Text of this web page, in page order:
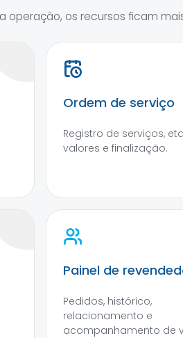
operação, os recursos ficam
Ordem de serviço
Registro de serviços,
valores e finalização.
Painel de
Pedidos, histórico,
relacionamento e
acompanhamento de